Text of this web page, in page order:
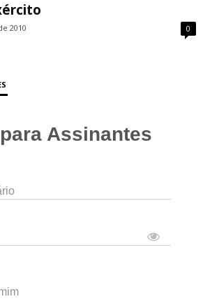
2010 0
Assinantes